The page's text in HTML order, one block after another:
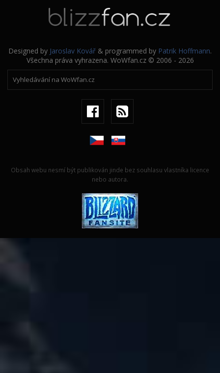
Designed by Jaroslav Kovář & programmed by Patrik Hoffmann.
Všechna práva vyhrazena. WoWfan.cz © 2006 - 2026
Obsah webu nesmí být publikován jinde bez souhlasu vlastníka licence
nebo autora.